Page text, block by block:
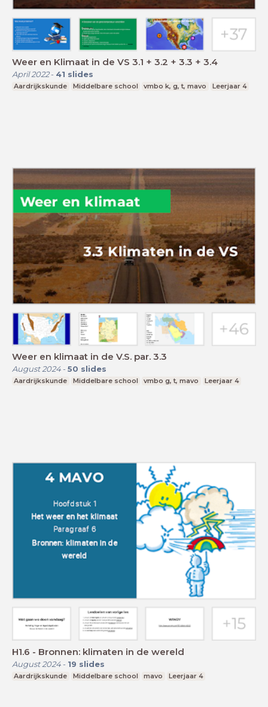
Weer en Klimaat in de VS 3.1 + 3.2 + 3.3 + 3.4
April 2022- 41 slides
Aardrijkskunde Middelbare school vmbo k, g, t, mavo Leerjaar 4
Weer en klimaat in de V.S. par. 3.3
August 2024- 50 slides
Aardrijkskunde Middelbare school vmbo g, t, mavo Leerjaar 4
H1.6 - Bronnen: klimaten in de wereld
August 2024- 19 slides
Aardrijkskunde Middelbare school mavo Leerjaar 4